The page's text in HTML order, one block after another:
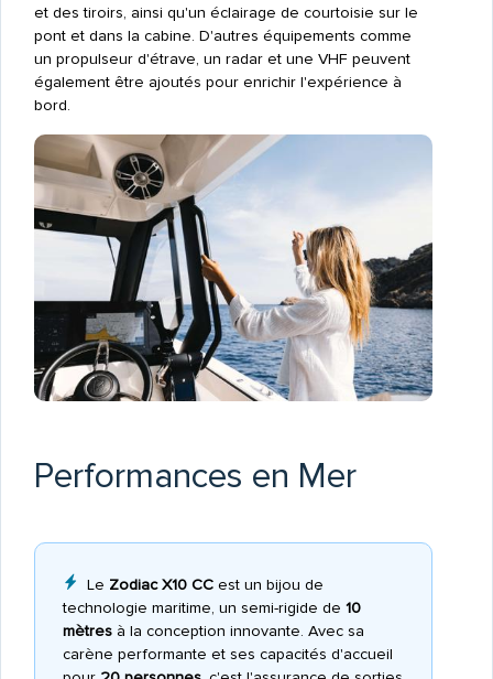
et des tiroirs, ainsi qu'un éclairage de courtoisie sur le
pont et dans la cabine. D'autres équipements comme
un propulseur d'étrave, un radar et une VHF peuvent
également être ajoutés pour enrichir l'expérience à
bord.
Performances en Mer
Le Zodiac X10 CCest un bijou de
technologie maritime, un semi-rigide de 10
mètresà la conception innovante. Avec sa
carène performante et ses capacités d'accueil